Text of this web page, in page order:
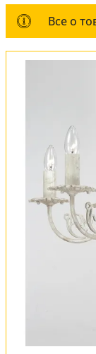
Все о
Все о
Вся
Оплата
Обмен